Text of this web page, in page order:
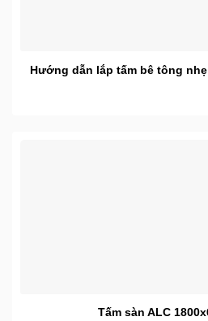
Hướng dẫn lắp tấm bê tông nhẹ
Tấm sàn ALC